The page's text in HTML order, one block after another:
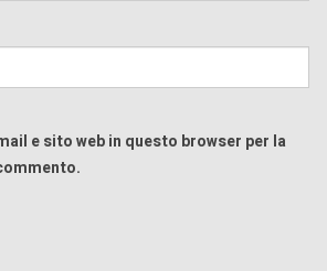
e sito web in questo browser per la